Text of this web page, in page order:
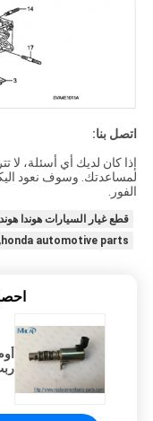
اتصل بنا:
إذا كان لديك أي أسئلة، لا
الفور.
قطع غيار السيارات هوندا
automotive parts